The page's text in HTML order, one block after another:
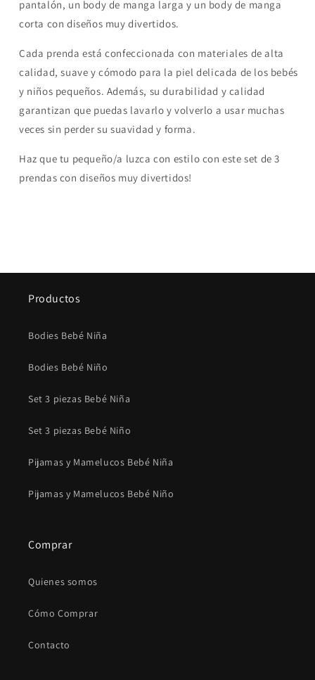
corta
corta
pantalón, un body de manga larga y un body de manga
corta con diseños muy divertidos.
Cada prenda está confeccionada con materiales de alta
calidad, suave y cómodo para la piel delicada de los bebés
y niños pequeños. Además, su durabilidad y calidad
garantizan que puedas lavarlo y volverlo a usar muchas
veces sin perder su suavidad y forma.
Haz que tu pequeño/a luzca con estilo con este set de 3
prendas con diseños muy divertidos!
Productos
Bodies Bebé Niña
Bodies Bebé Niño
Set 3 piezas Bebé Niña
Set 3 piezas Bebé Niño
Pijamas y Mamelucos Bebé Niña
Pijamas y Mamelucos Bebé Niño
Comprar
Quienes somos
Cómo Comprar
Contacto